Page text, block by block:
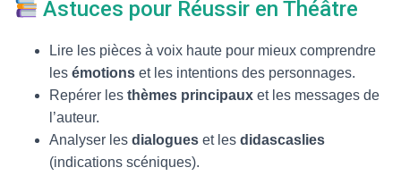
Astuces pour Réussir en Théâtre
Lire les pièces à voix haute pour mieux comprendre
les émotions et les intentions des personnages.
Repérer les thèmes principaux et les messages de
l’auteur.
Analyser les dialogues et les didascaslies
(indications scéniques).